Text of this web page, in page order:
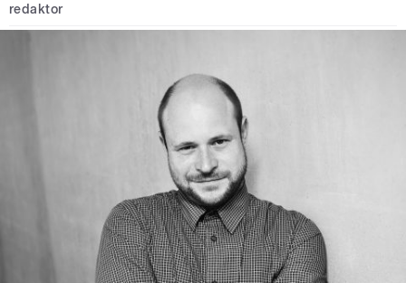
redaktor